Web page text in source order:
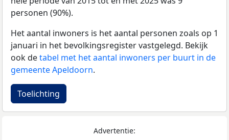
personen (90%).
Het aantal inwoners is het aantal personen zoals op 1
januari in het bevolkingsregister vastgelegd. Bekijk
ook detabel met het aantal inwoners per buurt in de
gemeente Apeldoorn.
Toelichting
Advertentie: